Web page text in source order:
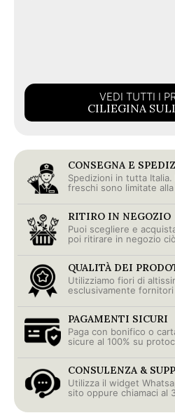
VEDI TUTTI I
CILIEGINA
CONSEGNA E
Spedizioni in tutta
freschi sono limitate
RITIRO IN NEGOZIO
Puoi scegliere e
poi ritirare in negozio
QUALITÀ DEI
Utilizziamo fiori di
esclusivamente
PAGAMENTI SICURI
Paga con bonifico o
sicure al 100% su
CONSULENZA &
Utilizza il widget
sito oppure chiamaci al